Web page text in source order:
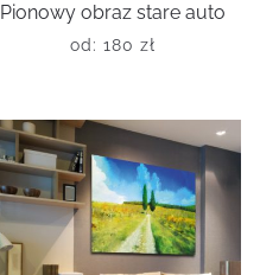
Pionowy obraz stare auto
od: 180 zł